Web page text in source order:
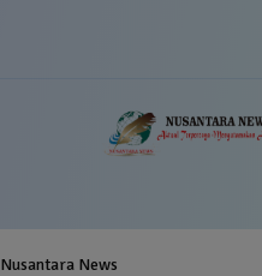
Nusantara News